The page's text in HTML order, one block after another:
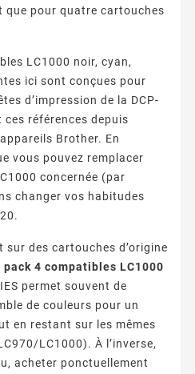
que pour quatre cartouches
LC1000 noir, cyan,
ici sont conçues pour
d’impression de la DCP-
ces références depuis
Brother. En
vous pouvez remplacer
concernée (par
changer vos habitudes
des cartouches d’origine
pack 4 compatibles LC1000
permet souvent de
de couleurs pour un
en restant sur les mêmes
LC1000). À l’inverse,
acheter ponctuellement